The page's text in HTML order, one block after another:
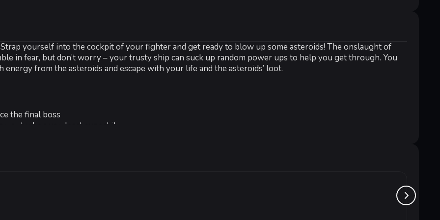
yourself into the cockpit of your fighter and get ready to blow up some asteroids! The onslaught of
in fear, but don’t worry – your trusty ship can suck up random power ups to help you get through. You
from the asteroids and escape with your life and the asteroids’ loot.
the final boss
out when you least expect it
are not responsible for broken friendships)
salty tears of frustration (note: we are not responsible for broken keyboards)
8
core 2.4 Ghz
512 MB ОЗУ
or higher
Neon